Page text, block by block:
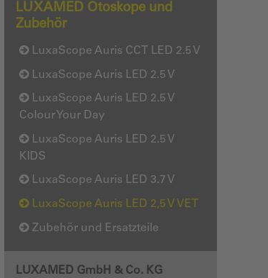
LUXAMED Otoskope und
Zubehör
LuxaScope Auris CCT LED 2.5 V
LuxaScope Auris LED 2.5 V
LuxaScope Auris LED 2.5 V
Colour Your Day
LuxaScope Auris LED 2.5 V
KIDS
LuxaScope Auris LED 3.7 V
LuxaScope Auris LED 2,5 V VET
Zubehör und Ersatzteile
LUXAMED GmbH & Co. KG